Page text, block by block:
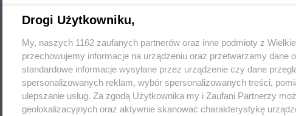
Drogi Użytkowniku,
My, naszych 1162 zaufanych partnerów oraz inne podmioty z
przechowujemy informacje na urządzeniu oraz przetwarzamy dane
standardowe informacje wysyłane przez urządzenie czy dane
spersonalizowanych reklam, wybór spersonalizowanych treści,
ulepszanie usług. Za zgodą Użytkownika my i Zaufani Partnerzy
geolokalizacyjnych oraz aktywnie skanować charakterystykę